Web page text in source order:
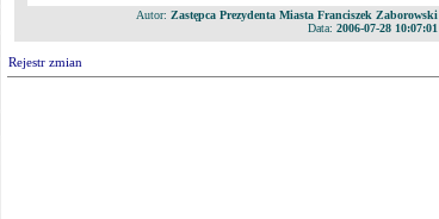
Autor: Zastępca Prezydenta Miasta Franciszek Zaborowski
Data: 2006-07-28 10:07:01
Rejestr zmian